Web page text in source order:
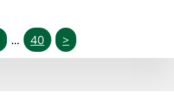
... 40 >